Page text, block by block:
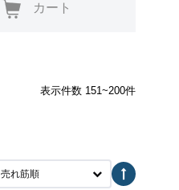
カート
表示件数 151~200件
売れ筋順